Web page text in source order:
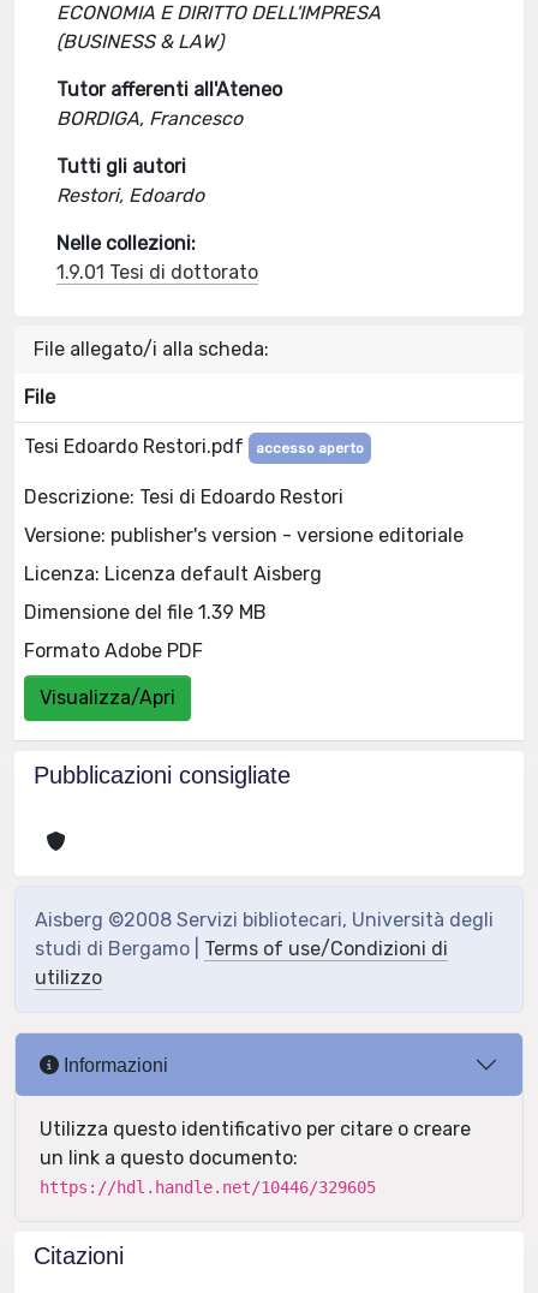
ECONOMIA E DIRITTO DELL'IMPRESA
(BUSINESS & LAW)
Tutor afferenti all'Ateneo
BORDIGA, Francesco
Tutti gli autori
Restori, Edoardo
Nelle collezioni:
1.9.01 Tesi di dottorato
File allegato/i alla scheda:
File
Tesi Edoardo Restori.pdf accesso aperto
Descrizione: Tesi di Edoardo Restori
Versione: publisher's version - versione editoriale
Licenza: Licenza default Aisberg
Dimensione del file 1.39 MB
Formato Adobe PDF
Visualizza/Apri
Pubblicazioni consigliate
Aisberg ©2008 Servizi bibliotecari, Università degli
studi di Bergamo | Terms of use/Condizioni di
utilizzo
Informazioni
Utilizza questo identificativo per citare o creare
un link a questo documento:
https://hdl.handle.net/10446/329605
Citazioni